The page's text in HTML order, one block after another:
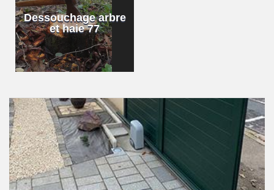
Dessouchage arbre
et haie 77